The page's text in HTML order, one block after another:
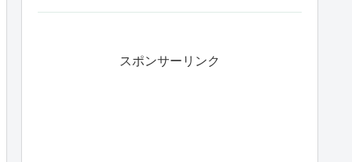
スポンサーリンク